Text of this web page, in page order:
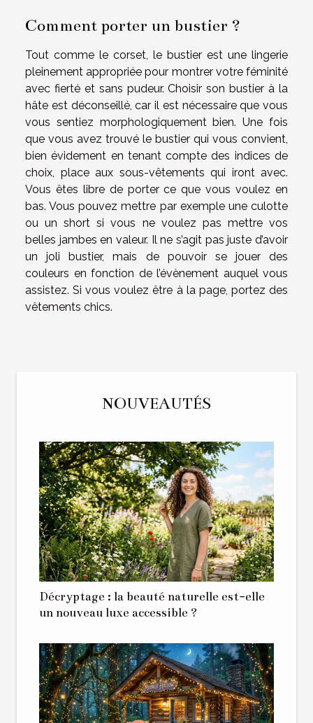
Comment porter un bustier ?
Tout comme le corset, le bustier est une lingerie
pleinement appropriée pour montrer votre féminité
avec fierté et sans pudeur. Choisir son bustier à la
hâte est déconseillé, car il est nécessaire que vous
vous sentiez morphologiquement bien. Une fois
que vous avez trouvé le bustier qui vous convient,
bien évidement en tenant compte des indices de
choix, place aux sous-vêtements qui iront avec.
Vous êtes libre de porter ce que vous voulez en
bas. Vous pouvez mettre par exemple une culotte
ou un short si vous ne voulez pas mettre vos
belles jambes en valeur. Il ne s’agit pas juste d’avoir
un joli bustier, mais de pouvoir se jouer des
couleurs en fonction de l’évènement auquel vous
assistez. Si vous voulez être à la page, portez des
vêtements chics.
NOUVEAUTÉS
Décryptage : la beauté naturelle est-elle
un nouveau luxe accessible ?